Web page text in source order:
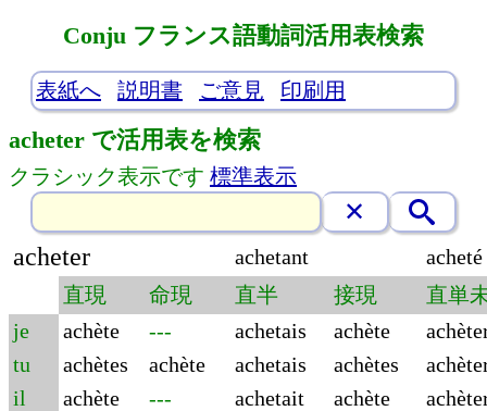
Conju フランス語動詞活用表検索
表紙へ 説明書 ご意見 印刷用
acheter で活用表を検索
クラシック表示です 標準表示
acheter achetant
acheté
直現
命現 直半 接現
直単
je
achète --- achetais achète
tu
achètes achète achetais achètes
il
achète --- achetait achète